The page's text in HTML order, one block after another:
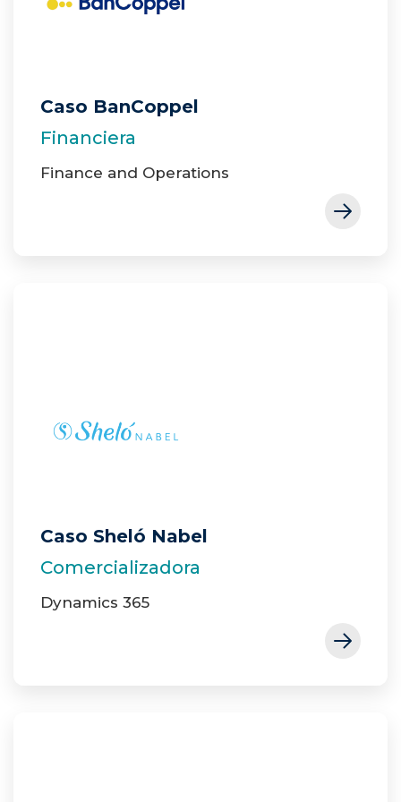
Caso BanCoppel
Financiera
Finance and Operations
Caso Sheló Nabel
Comercializadora
Dynamics 365
Enviar